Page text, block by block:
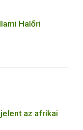
Halőri
az afrikai